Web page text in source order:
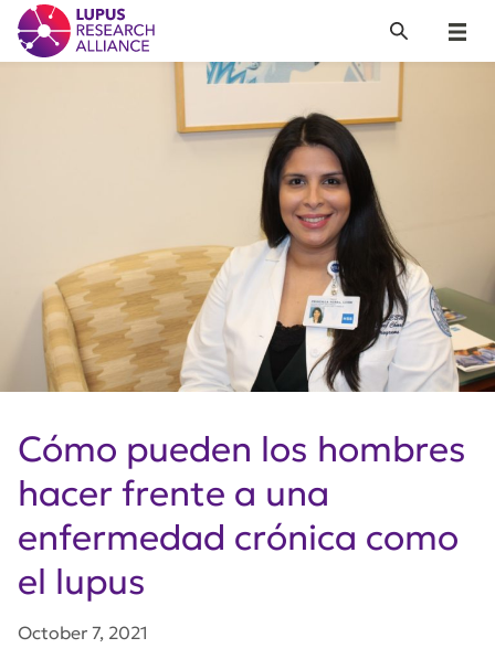
Lupus Research Alliance
Menu
Search
Cómo pueden los hombres
hacer frente a una
enfermedad crónica como
el lupus
October 7, 2021